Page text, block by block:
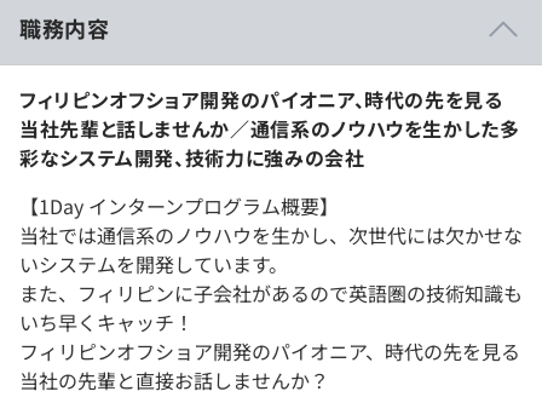
職務内容
フィリピンオフショア開発のパイオニア、時代の先を見る
当社先輩と話しませんか／通信系のノウハウを生かした多
彩なシステム開発、技術力に強みの会社
【1Day インターンプログラム概要】
当社では通信系のノウハウを生かし、次世代には欠かせな
いシステムを開発しています。
また、フィリピンに子会社があるので英語圏の技術知識も
いち早くキャッチ！
フィリピンオフショア開発のパイオニア、時代の先を見る
当社の先輩と直接お話しませんか？